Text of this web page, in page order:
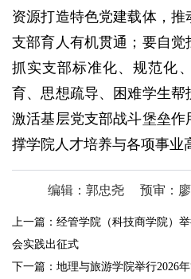
资源打造特色党建载体，
支部育人有机贯通；要自觉
抓实支部标准化、规范化
育、思想疏导、困难学生
激活基层党支部战斗堡垒
撑学院人才培养与各项事业
编辑：郭忠尧 预审：
上一篇： 经管学院（科技商学院）
会实践出征式
下一篇： 地理与旅游学院举行2026